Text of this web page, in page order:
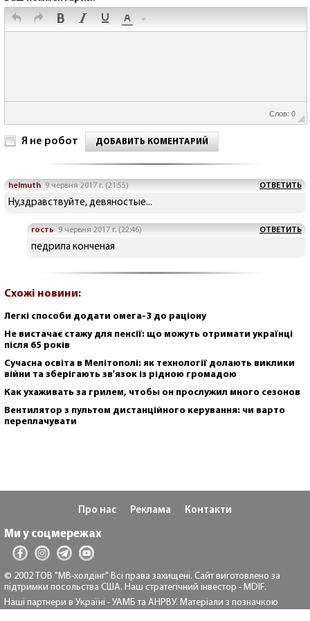
Слов: 0
Я не робот ДОБАВИТЬ КОМЕНТАРИЙ
helmuth 9 червня 2017 г. (21:55) ОТВЕТИТЬ
Ну,здравствуйте, девяностые...
гость 9 червня 2017 г. (22:46) ОТВЕТИТЬ
педрила конченая
Схожі новини:
Легкі способи додати омега-3 до раціону
Не вистачає стажу для пенсії: що можуть отримати українці
після 65 років
Сучасна освіта в Мелітополі: як технології долають виклики
війни та зберігають зв'язок із рідною громадою
Как ухаживать за грилем, чтобы он прослужил много сезонов
Вентилятор з пультом дистанційного керування: чи варто
переплачувати
Про нас Реклама Контакти
Ми у соцмережах
© 2002 ТОВ "МВ-холдінг" Всі права захищені. Сайт виготовлено за
підтримки посольства США. Наш стратегічний інвестор - MDIF.
Наші партнери в Україні - УАМБ та АНРВУ. Матеріали з позначкою